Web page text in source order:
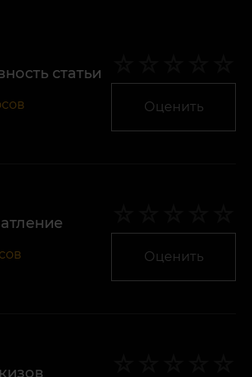
статьи
Оценить
Оценить